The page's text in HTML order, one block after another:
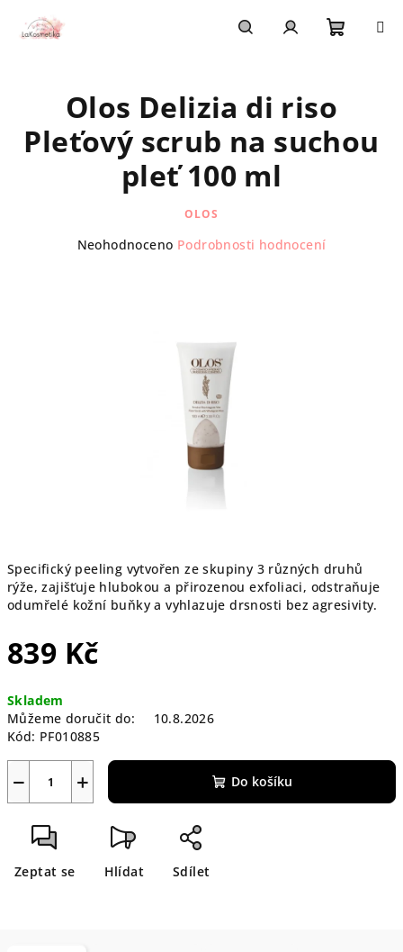
obsah
košík
Specifický peeling vytvořen ze skupiny 3 různých druhů
rýže, zajišťuje hlubokou a přirozenou exfoliaci, odstraňuje
odumřelé kožní buňky a vyhlazuje drsnosti bez agresivity.
839 Kč
cena:
Skladem
Můžeme doručit do:
10.8.2026
Kód: PF010885
+
− Do košíku
Zeptat se Hlídat Sdílet
Olos Delizia di riso
Pleťový scrub na suchou
pleť 100 ml
OLOS
Průměrné
Neohodnoceno Podrobnosti hodnocení